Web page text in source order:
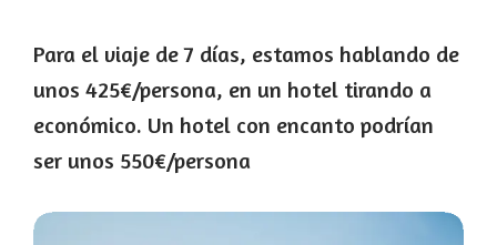
Para el viaje de 7 días, estamos hablando de
unos 425€/persona, en un hotel tirando a
económico. Un hotel con encanto podrían
ser unos 550€/persona